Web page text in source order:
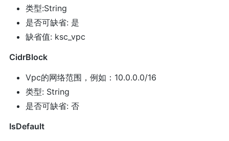
类型:String
是否可缺省: 是
缺省值: ksc_vpc
CidrBlock
Vpc的网络范围，例如：10.0.0.0/16
类型: String
是否可缺省: 否
IsDefault